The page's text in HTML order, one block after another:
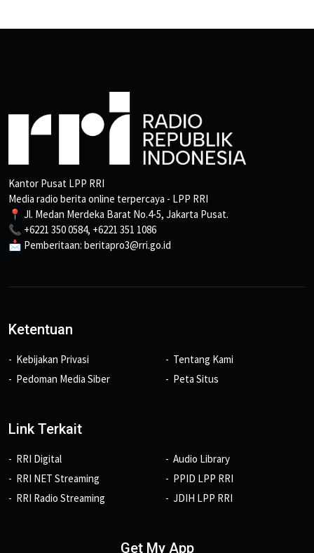
Kantor Pusat LPP RRI
Media radio berita online terpercaya - LPP RRI
📍 Jl. Medan Merdeka Barat No.4-5, Jakarta Pusat.
📞 +6221 350 0584, +6221 351 1086
📩 Pemberitaan: beritapro3@rri.go.id
Ketentuan
Kebijakan Privasi
Pedoman Media Siber
Tentang Kami
Peta Situs
Link Terkait
RRI Digital
RRI NET Streaming
RRI Radio Streaming
Audio Library
PPID LPP RRI
JDIH LPP RRI
Get My App